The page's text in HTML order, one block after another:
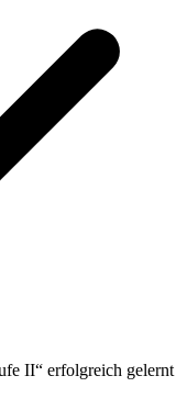
II“ erfolgreich gelernt